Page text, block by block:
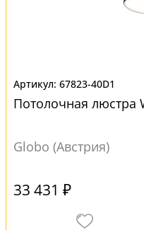
67823-40D1
Потолочная люстра
Globo (Австрия)
33 431 ₽